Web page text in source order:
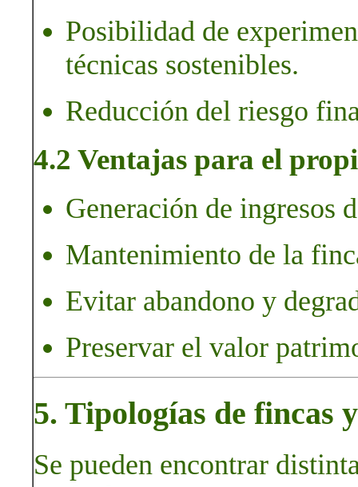
Posibilidad de
técnicas sostenibles.
Reducción del riesgo
4.2 Ventajas para el
Generación de ingresos
Mantenimiento de la
Evitar abandono y
Preservar el valor
5. Tipologías de fincas
Se pueden encontrar